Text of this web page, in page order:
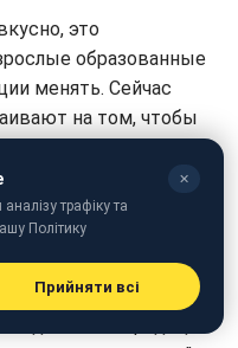
это
образованные
менять. Сейчас
на том, чтобы
Если будем
бабушки – так они же
Они смотрели
технологический
в питании! Это
семьи. Ведь то, что
дети. Эти традиции
✕
трафіку та
Політику
Прийняти всі